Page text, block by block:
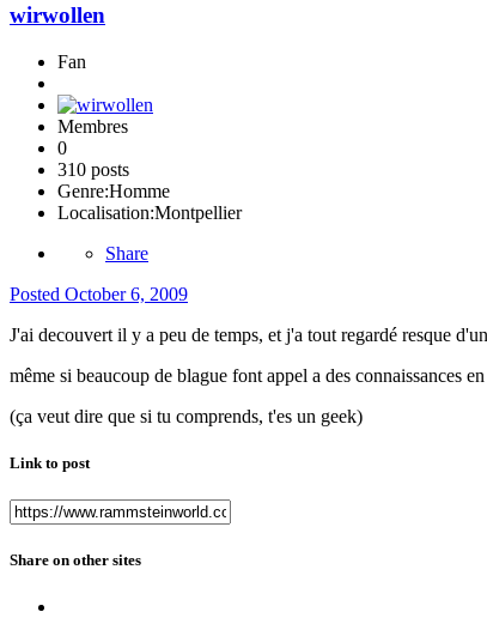
wirwollen
Fan
Membres
0
310 posts
Genre:Homme
Localisation:Montpellier
Share
Posted October 6, 2009
J'ai decouvert il y a peu de temps, et j'a tout regardé resque
même si beaucoup de blague font appel a des connaissances
(ça veut dire que si tu comprends, t'es un geek)
Link to post
Share on other sites